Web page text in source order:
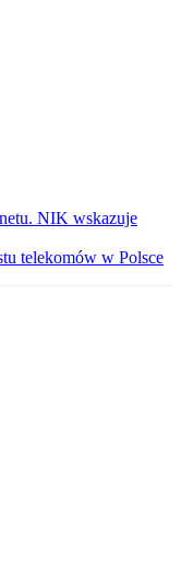
NIK wskazuje
telekomów w Polsce